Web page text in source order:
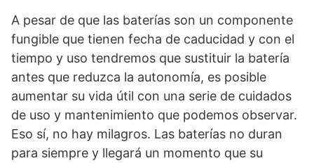
A pesar de que las baterías son un componente
fungible que tienen fecha de caducidad y con el
tiempo y uso tendremos que sustituir la batería
antes que reduzca la autonomía, es posible
aumentar su vida útil con una serie de cuidados
de uso y mantenimiento que podemos observar.
Eso sí, no hay milagros. Las baterías no duran
para siempre y llegará un momento que su